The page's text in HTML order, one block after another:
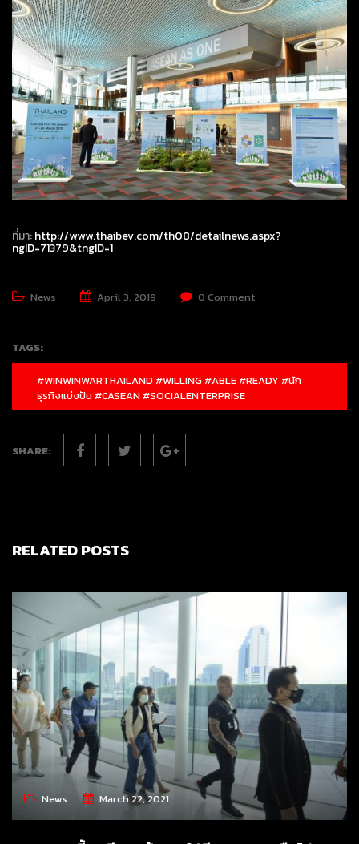
ที่มา:http://www.thaibev.com/th08/detailnews.aspx?
ngID=71379&tngID=1
News April 3, 2019 0 Comment
TAGS:
#WINWINWARTHAILAND #WILLING #ABLE #READY #นัก
ธุรกิจแบ่งปัน #CASEAN #SOCIALENTERPRISE
SHARE:
RELATED POSTS
News March 22, 2021